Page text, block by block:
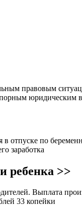
правовым
юридическим
отпуске по
заработка
ребенка >>
Выплата
33 копейки